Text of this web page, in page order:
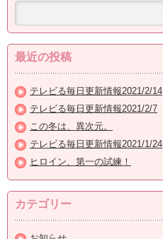
最近の投稿
テレビる毎日更新情報2021/2/14
テレビる毎日更新情報2021/2/7
この冬は、異次元。
テレビる毎日更新情報2021/1/24
ヒロイン、第一の試練！
カテゴリー